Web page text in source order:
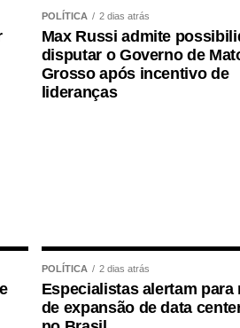
maior de declínio cognitivo.
da
força de preensão manual,
maior sua redução ao longo
sempre significa
POLÍTICA 2 dias atrás
Max Russi admite
disputar o Governo de
Grosso após incentivo de
lideranças
POLÍTICA 2 dias atrás
Especialistas alertam para
de expansão de data